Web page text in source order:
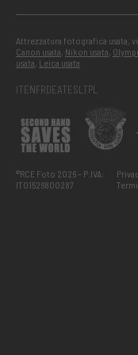
Attrezzatura fotografica usata,
Canon usata, Nikon usata,
usata, Leica usata
ITENFRDEATESLTPL
®RCE Foto 2026 – P.IVA:
IT01526800287